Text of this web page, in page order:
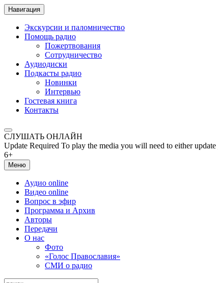
Навигация
Экскурсии и паломничество
Помощь радио
Пожертвования
Сотрудничество
Аудиодиски
Подкасты радио
Новинки
Интервью
Гостевая книга
Контакты
СЛУШАТЬ ОНЛАЙН
Update Required To play the media you will need to either
6+
Меню
Аудио online
Видео online
Вопрос в эфир
Программа и Архив
Авторы
Передачи
О нас
Фото
«Голос Православия»
СМИ о радио